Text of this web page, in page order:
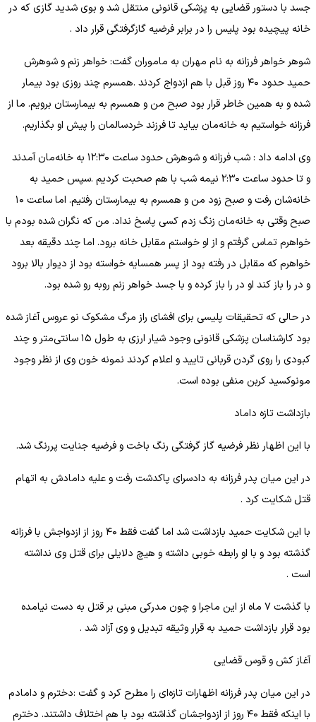
جسد با دستور قضایی به پزشکی قانونی منتقل شد و بوی شدید گازی که در
خانه پیچیده بود پلیس را در برابر فرضیه گازگرفتگی قرار داد .
شوهر خواهر فرزانه به نام مهران به ماموران گفت: خواهر زنم و شوهرش
حمید حدود ۴۰ روز قبل با هم ازدواج کردند .همسرم چند روزی بود بیمار
شده و به همین خاطر قرار بود صبح من و همسرم به بیمارستان برویم. ما از
فرزانه خواستیم به خانه‌مان بیاید تا فرزند خردسالمان را پیش او بگذاریم.
وی ادامه داد : شب فرزانه و شوهرش حدود ساعت ۱۲:۳۰ به خانه‌مان آمدند
و تا حدود ساعت ۲:۳۰ نیمه شب با هم صحبت کردیم .سپس حمید به
خانه‌شان رفت و صبح زود من و همسرم به بیمارستان رفتیم. اما ساعت ۱۰
صبح وقتی به خانه‌مان زنگ زدم کسی پاسخ نداد. من که نگران شده بودم با
خواهرم تماس گرفتم و از او خواستم مقابل خانه برود. اما چند دقیقه بعد
خواهرم که مقابل در رفته بود از پسر همسایه خواسته بود از دیوار بالا برود
و در را باز کند او در را باز کرده و با جسد خواهر زنم روبه رو شده بود.
در حالی که تحقیقات پلیسی برای افشای راز مرگ مشکوک نو عروس آغاز شده
بود کارشناسان پزشکی قانونی وجود شیار ارزی به طول ۱۵ سانتی‌متر و چند
کبودی را روی گردن قربانی تایید و اعلام کردند نمونه خون وی از نظر وجود
مونوکسید کربن منفی بوده است.
بازداشت تازه داماد
با این اظهار نظر فرضیه گاز گرفتگی رنگ باخت و فرضیه جنایت پررنگ شد.
در این میان پدر فرزانه به دادسرای پاکدشت رفت و علیه دامادش به اتهام
قتل شکایت کرد .
با این شکایت حمید بازداشت شد اما گفت فقط ۴۰ روز از ازدواجش با فرزانه
گذشته بود و با او رابطه خوبی داشته و هیچ دلایلی برای قتل وی نداشته
است .
با گذشت ۷ ماه از این ماجرا و چون مدرکی مبنی بر قتل به دست نیامده
بود قرار بازداشت حمید به قرار وثیقه تبدیل و وی آزاد شد .
آغاز کش و قوس قضایی
در این میان پدر فرزانه اظهارات تازه‌ای را مطرح کرد و گفت :دخترم و دامادم
با اینکه فقط ۴۰ روز از ازدواجشان گذاشته بود با هم اختلاف داشتند. دخترم